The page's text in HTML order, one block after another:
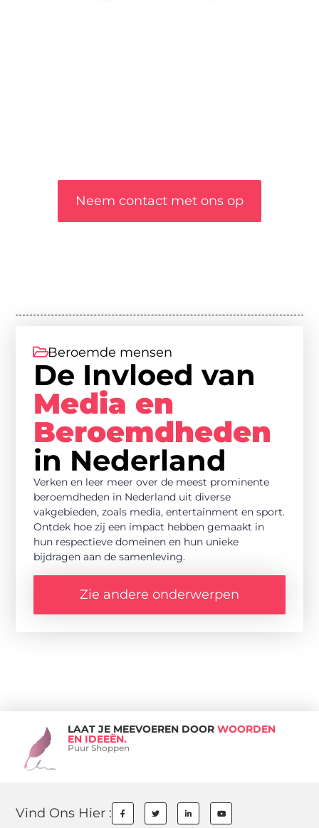
Neem contact met ons op
Beroemde mensen
De Invloed van
Media en
Beroemdheden
in Nederland
Verken en leer meer over de meest prominente
beroemdheden in Nederland uit diverse
vakgebieden, zoals media, entertainment en sport.
Ontdek hoe zij een impact hebben gemaakt in
hun respectieve domeinen en hun unieke
bijdragen aan de samenleving.
Zie andere onderwerpen
LAAT JE MEEVOEREN DOOR WOORDEN
EN IDEEËN.
Puur Shoppen
Vind Ons Hier :